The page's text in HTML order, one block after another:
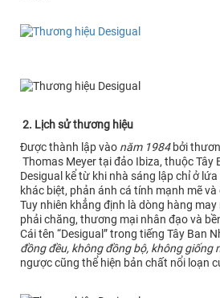
2. Lịch sử thương hiệu
Được thành lập vào năm 1984bởi
Thomas Meyer tại đảo Ibiza, thuộc Tây
Desigual kể từ khi nhà sáng lập chỉ ở
khác biệt, phản ánh cá tính mạnh mẽ
Tuy nhiên khẳng định là dòng hàng
phải chăng, thương mại nhân đạo và
Cái tên “Desigual” trong tiếng Tây Ban
đồng đều, không đồng bộ, không giống
ngược cũng thể hiện bản chất nổi loạn